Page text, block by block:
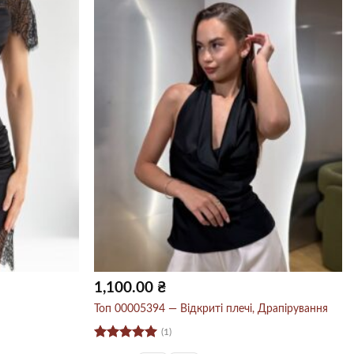
1,100.00 ₴
Топ 00005394 — Відкриті плечі, Драпірування
Оцінено в
(1)